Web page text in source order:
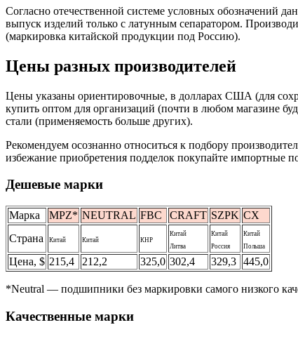
Согласно отечественной системе условных обозначений
выпуск изделий только с латунным сепаратором.
(маркировка китайской продукции под Россию).
Цены разных производителей
Цены указаны ориентировочные, в долларах США (для
купить оптом для организаций (почти в любом магазине
стали (применяемость больше других).
Рекомендуем осознанно относиться к подбору
избежание приобретения подделок покупайте импортные
Дешевые марки
Марка MPZ* NEUTRAL FBC CRAFT SZPK CX
Страна
Китай Китай КНР
Китай
Литва
Китай
Россия
Китай
Польша
Цена, $ 215,4 212,2 325,0 302,4 329,3 445,0
*Neutral — подшипники без маркировки самого низкого
Качественные марки